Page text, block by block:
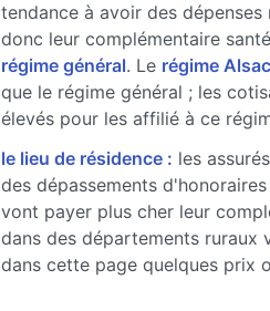
tendance à avoir des
donc leur complémentaire
régime général. Le régime
que le régime général ; les
élevés pour les affilié à ce
le lieu de résidence : les
des dépassements
vont payer plus cher leur
dans des départements ruraux
dans cette page quelques prix